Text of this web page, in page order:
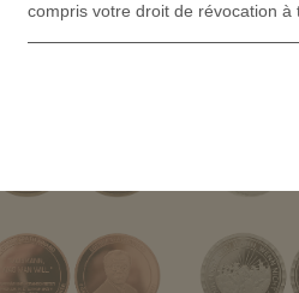
compris votre droit de révocation